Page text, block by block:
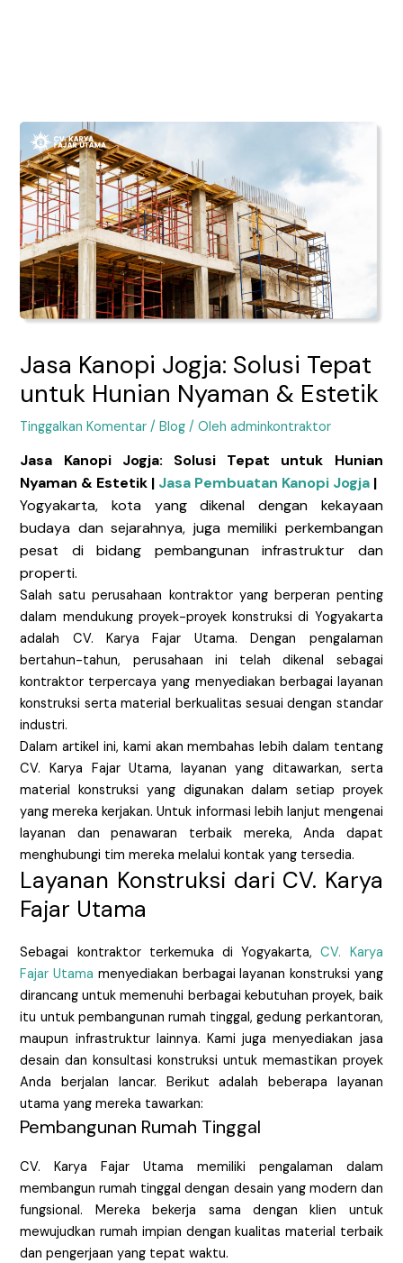
Jasa Kanopi Jogja: Solusi Tepat
untuk Hunian Nyaman & Estetik
Tinggalkan Komentar /Blog / Olehadminkontraktor
Jasa Kanopi Jogja: Solusi Tepat untuk Hunian
Nyaman & Estetik | Jasa Pembuatan Kanopi Jogja |
Yogyakarta, kota yang dikenal dengan kekayaan
budaya dan sejarahnya, juga memiliki perkembangan
pesat di bidang pembangunan infrastruktur dan
properti.
Salah satu perusahaan kontraktor yang berperan penting
dalam mendukung proyek-proyek konstruksi di Yogyakarta
adalah CV. Karya Fajar Utama. Dengan pengalaman
bertahun-tahun, perusahaan ini telah dikenal sebagai
kontraktor terpercaya yang menyediakan berbagai layanan
konstruksi serta material berkualitas sesuai dengan standar
industri.
Dalam artikel ini, kami akan membahas lebih dalam tentang
CV. Karya Fajar Utama, layanan yang ditawarkan, serta
material konstruksi yang digunakan dalam setiap proyek
yang mereka kerjakan. Untuk informasi lebih lanjut mengenai
layanan dan penawaran terbaik mereka, Anda dapat
menghubungi tim mereka melalui kontak yang tersedia.
Layanan Konstruksi dari CV. Karya
Fajar Utama
Sebagai kontraktor terkemuka di Yogyakarta,CV. Karya
Fajar Utama menyediakan berbagai layanan konstruksi yang
dirancang untuk memenuhi berbagai kebutuhan proyek, baik
itu untuk pembangunan rumah tinggal, gedung perkantoran,
maupun infrastruktur lainnya. Kami juga menyediakan jasa
desain dan konsultasi konstruksi untuk memastikan proyek
Anda berjalan lancar. Berikut adalah beberapa layanan
utama yang mereka tawarkan:
Pembangunan Rumah Tinggal
CV. Karya Fajar Utama memiliki pengalaman dalam
membangun rumah tinggal dengan desain yang modern dan
fungsional. Mereka bekerja sama dengan klien untuk
mewujudkan rumah impian dengan kualitas material terbaik
dan pengerjaan yang tepat waktu.